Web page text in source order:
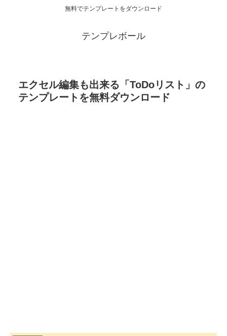
無料でテンプレートをダウンロード
テンプレボール
エクセル編集も出来る「ToDoリスト」の
テンプレートを無料ダウンロード